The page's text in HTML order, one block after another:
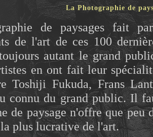
La Photographie de
de paysages fait
de l'art de ces 100
autant le grand
en ont fait leur
Toshiji Fukuda, Frans
connu du grand public. Il
de paysage n'offre que peu
plus lucrative de l'art.